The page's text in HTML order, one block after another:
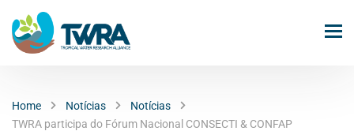
Home Notícias
Notícias
TWRA participa do Fórum Nacional CONSECTI & CONFAP